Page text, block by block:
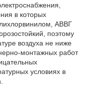
в которых
АВВГ
поэтому
воздуха не ниже
монтажных работ
условиях в